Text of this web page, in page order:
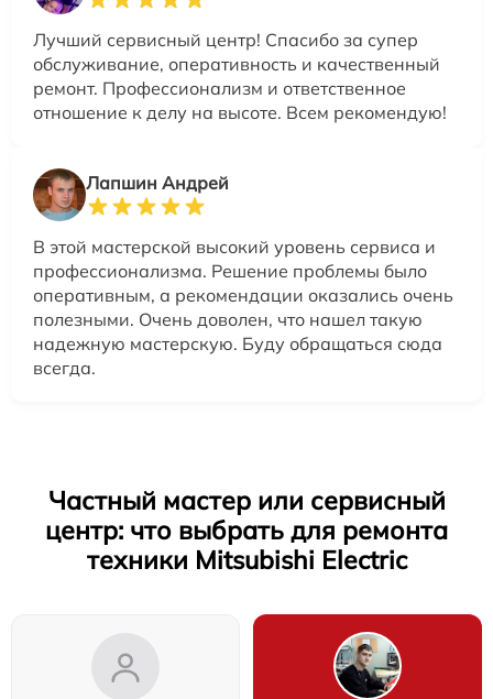
Лучший сервисный центр! Спасибо за супер
обслуживание, оперативность и качественный
ремонт. Профессионализм и ответственное
отношение к делу на высоте. Всем рекомендую!
Лапшин Андрей
В этой мастерской высокий уровень сервиса и
профессионализма. Решение проблемы было
оперативным, а рекомендации оказались очень
полезными. Очень доволен, что нашел такую
надежную мастерскую. Буду обращаться сюда
всегда.
Частный мастер или сервисный
центр: что выбрать для ремонта
техники Mitsubishi Electric